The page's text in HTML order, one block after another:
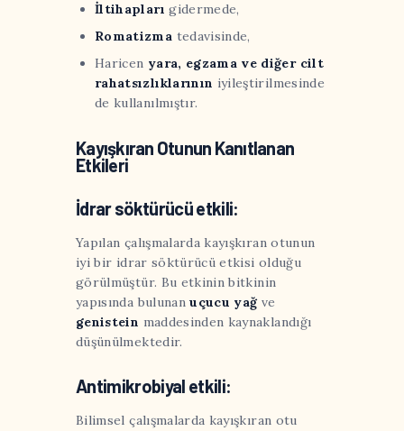
İltihapları gidermede,
Romatizma tedavisinde,
Haricen yara, egzama ve diğer cilt
rahatsızlıklarının iyileştirilmesinde
de kullanılmıştır.
Kayışkıran Otunun Kanıtlanan
Etkileri
İdrar söktürücü etkili:
Yapılan çalışmalarda kayışkıran otunun
iyi bir idrar söktürücü etkisi olduğu
görülmüştür. Bu etkinin bitkinin
yapısında bulunanuçucu yağ ve
genistein maddesinden kaynaklandığı
düşünülmektedir.
Antimikrobiyal etkili:
Bilimsel çalışmalarda kayışkıran otu